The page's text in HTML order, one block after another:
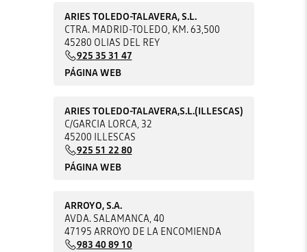
ARIES TOLEDO-TALAVERA, S.L.
CTRA. MADRID-TOLEDO, KM. 63,500
45280 OLIAS DEL REY
925 35 31 47
PÁGINA WEB
ARIES TOLEDO-TALAVERA,S.L.(ILLESCAS)
C/GARCIA LORCA, 32
45200 ILLESCAS
925 51 22 80
PÁGINA WEB
ARROYO, S.A.
AVDA. SALAMANCA, 40
47195 ARROYO DE LA ENCOMIENDA
983 40 89 10